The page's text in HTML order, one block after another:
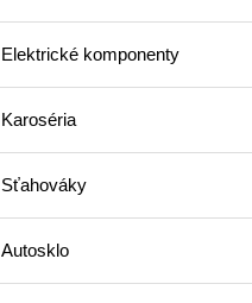
Elektrické komponenty
Karoséria
Sťahováky
Autosklo